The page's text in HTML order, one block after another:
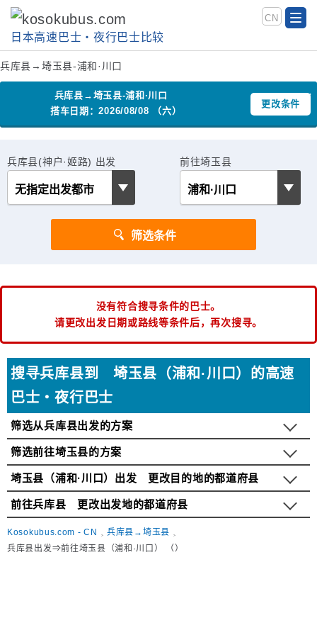
日本高速巴士‧夜行巴士比较
CN
兵库县→埼玉县-浦和·川口
兵库县→埼玉县-浦和·川口
搭车日期：2026/08/08 （六）
更改条件
兵库县(神户·姬路) 出发 前往埼玉县
没有符合搜寻条件的巴士。
请更改出发日期或路线等条件后，再次搜寻。
搜寻兵库县到 埼玉县（浦和·川口）的高速
巴士・夜行巴士
筛选从兵库县出发的方案
筛选前往埼玉县的方案
埼玉县（浦和·川口）出发 更改目的地的都道府县
前往兵库县 更改出发地的都道府县
Kosokubus.com - CN
兵库县→埼玉县
兵库县出发⇒前往埼玉县（浦和·川口） （）